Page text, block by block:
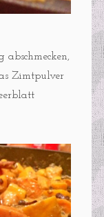
Zimtpulver